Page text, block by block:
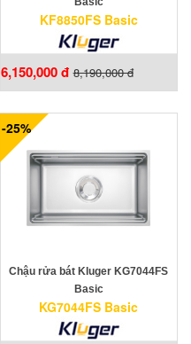
KF8850FS Basic
6,150,000 đ 8,190,000 đ
-25%
Chậu rửa bát Kluger KG7044FS
Basic
KG7044FS Basic